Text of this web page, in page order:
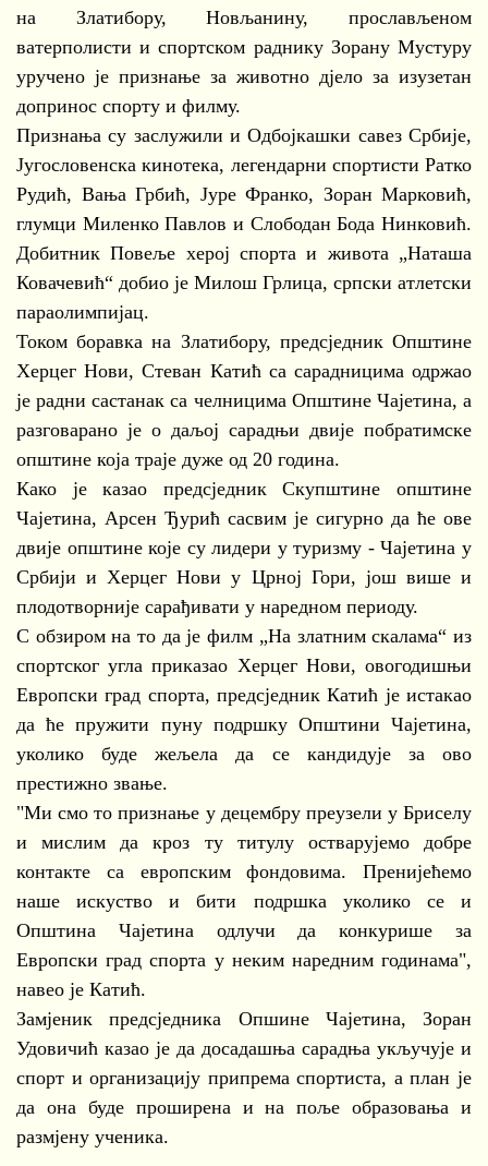
на Златибору, Новљанину, прослављеном
ватерполисти и спортском раднику Зорану Мустуру
уручено је признање за животно дјело за изузетан
допринос спорту и филму.
Признања су заслужили и Одбојкашки савез Србије,
Југословенска кинотека, легендарни спортисти Ратко
Рудић, Вања Грбић, Јуре Франко, Зоран Марковић,
глумци Миленко Павлов и Слободан Бода Нинковић.
Добитник Повеље херој спорта и живота „Наташа
Ковачевић“ добио је Милош Грлица, српски атлетски
параолимпијац.
Током боравка на Златибору, предсједник Општине
Херцег Нови, Стеван Катић са сарадницима одржао
је радни састанак са челницима Општине Чајетина, а
разговарано је о даљој сарадњи двије побратимске
општине која траје дуже од 20 година.
Како је казао предсједник Скупштине општине
Чајетина, Арсен Ђурић сасвим је сигурно да ће ове
двије општине које су лидери у туризму - Чајетина у
Србији и Херцег Нови у Црној Гори, још више и
плодотворније сарађивати у наредном периоду.
С обзиром на то да је филм „На златним скалама“ из
спортског угла приказао Херцег Нови, овогодишњи
Европски град спорта, предсједник Катић је истакао
да ће пружити пуну подршку Општини Чајетина,
уколико буде жељела да се кандидује за ово
престижно звање.
"Ми смо то признање у децембру преузели у Бриселу
и мислим да кроз ту титулу остварујемо добре
контакте са европским фондовима. Пренијећемо
наше искуство и бити подршка уколико се и
Општина Чајетина одлучи да конкурише за
Европски град спорта у неким наредним годинама",
навео је Катић.
Замјеник предсједника Опшине Чајетина, Зоран
Удовичић казао је да досадашња сарадња укључује и
спорт и организацију припрема спортиста, а план је
да она буде проширена и на поље образовања и
размјену ученика.